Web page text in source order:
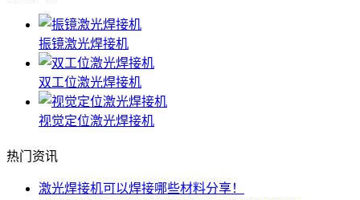
振镜激光焊接机
双工位激光焊接机
视觉定位激光焊接机
热门资讯
激光焊接机可以焊接哪些材料分享！